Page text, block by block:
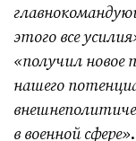
этого все
«получил новое
нашего
в военной сфере».